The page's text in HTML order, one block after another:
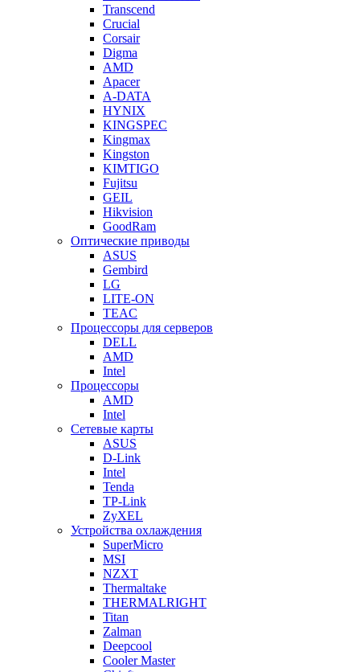
Transcend
Crucial
Corsair
Digma
AMD
Apacer
A-DATA
HYNIX
KINGSPEC
Kingmax
Kingston
KIMTIGO
Fujitsu
GEIL
Hikvision
GoodRam
Оптические приводы
ASUS
Gembird
LG
LITE-ON
TEAC
Процессоры для серверов
DELL
AMD
Intel
Процессоры
AMD
Intel
Сетевые карты
ASUS
D-Link
Intel
Tenda
TP-Link
ZyXEL
Устройства охлаждения
SuperMicro
MSI
NZXT
Thermaltake
THERMALRIGHT
Titan
Zalman
Deepcool
Cooler Master